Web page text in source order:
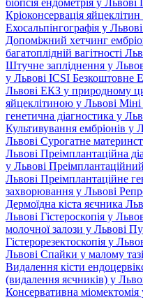
біопсія ендометрія у Львові
Кріоконсервація яйцеклітин
Ехосальпінгографія у Львові
Допоміжний хетчинг
багатоплідній вагітності
Штучне запліднення у
у Львові ICSI Безкоштовне
Львові ЕКЗ у природному
яйцеклітиною у Львові
генетична діагностика у
Культивування ембріонів у
Львові Сурогатне
Львові Преімплантаційна
у Львові
Львові Преімплантаційне
захворювання у Львові
Дермоїдна кіста яєчника
Львові Гістероскопія у
молочної залози у Львові
Гістерорезектоскопія у
Львові Спайки у малому
Видалення кісти
(видалення яєчників) у
Консервативна міомектомія